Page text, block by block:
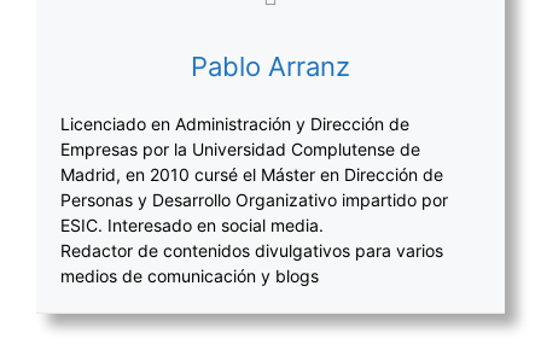
Pablo Arranz
Licenciado en Administración y Dirección de
Empresas por la Universidad Complutense de
Madrid, en 2010 cursé el Máster en Dirección de
Personas y Desarrollo Organizativo impartido por
ESIC. Interesado en social media.
Redactor de contenidos divulgativos para varios
medios de comunicación y blogs